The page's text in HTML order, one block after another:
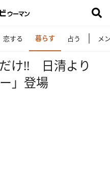
恋する 暮らす 占う メ
け!! 日清より
」登場